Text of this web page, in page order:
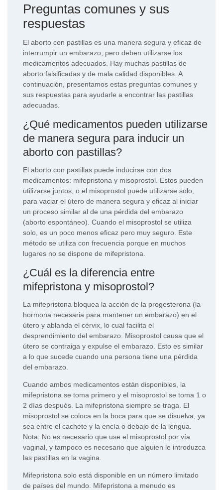
Preguntas comunes y sus
respuestas
El aborto con pastillas es una manera segura y eficaz de
interrumpir un embarazo, pero deben utilizarse los
medicamentos adecuados. Hay muchas pastillas de
aborto falsificadas y de mala calidad disponibles. A
continuación, presentamos estas preguntas comunes y
sus respuestas para ayudarle a encontrar las pastillas
adecuadas.
¿Qué medicamentos pueden utilizarse
de manera segura para inducir un
aborto con pastillas?
El aborto con pastillas puede inducirse con dos
medicamentos: mifepristona y misoprostol. Estos pueden
utilizarse juntos, o el misoprostol puede utilizarse solo,
para vaciar el útero de manera segura y eficaz al iniciar
un proceso similar al de una pérdida del embarazo
(aborto espontáneo). Cuando el misoprostol se utiliza
solo, es un poco menos eficaz pero muy seguro. Este
método se utiliza con frecuencia porque en muchos
lugares no se dispone de mifepristona.
¿Cuál es la diferencia entre
mifepristona y misoprostol?
La mifepristona bloquea la acción de la progesterona (la
hormona necesaria para mantener un embarazo) en el
útero y ablanda el cérvix, lo cual facilita el
desprendimiento del embarazo. Misoprostol causa que el
útero se contraiga y expulse el embarazo. Esto es similar
a lo que sucede cuando una persona tiene una pérdida
del embarazo.
Cuando ambos medicamentos están disponibles, la
mifepristona se toma primero y el misoprostol se toma 1 o
2 días después. La mifepristona siempre se traga. El
misoprostol se coloca en la boca para que se disuelva, ya
sea entre el cachete y la encía o debajo de la lengua.
Nota: No es necesario que use el misoprostol por vía
vaginal, y tampoco es necesario que alguien le introduzca
las pastillas en la vagina.
Mifepristona solo está disponible en un número limitado
de países del mundo. Mifepristona a menudo es